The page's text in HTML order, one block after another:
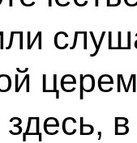
здесь,